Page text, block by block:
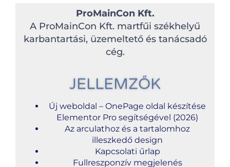
ProMainCon Kft.
A ProMainCon Kft. martfűi székhelyű
karbantartási, üzemeltető és tanácsadó
cég.
JELLEMZŐK
Új weboldal – OnePage oldal készítése
Elementor Pro segítségével (2026)
Az arculathoz és a tartalomhoz
illeszkedő design
Kapcsolati űrlap
Fullreszponzív megjelenés